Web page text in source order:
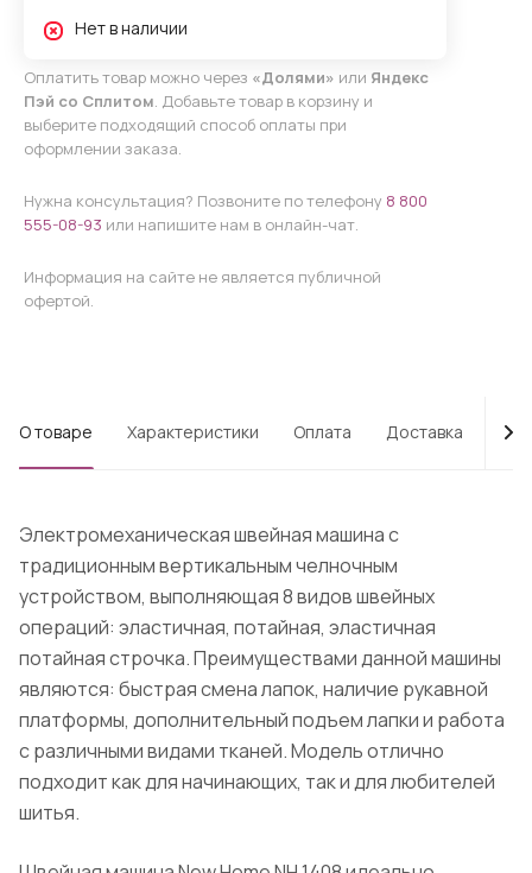
Нет в наличии
Оплатить товар можно через «Долями» или Яндекс
Пэй со Сплитом. Добавьте товар в корзину и
выберите подходящий способ оплаты при
оформлении заказа.
Нужна консультация? Позвоните по телефону 8 800
555-08-93 или напишите нам в онлайн-чат.
Информация на сайте не является публичной
офертой.
О товаре Характеристики Оплата Доставка
Электромеханическая швейная машина с
традиционным вертикальным челночным
устройством, выполняющая 8 видов швейных
операций: эластичная, потайная, эластичная
потайная строчка. Преимуществами данной машины
являются: быстрая смена лапок, наличие рукавной
платформы, дополнительный подъем лапки и работа
с различными видами тканей. Модель отлично
подходит как для начинающих, так и для любителей
шитья.